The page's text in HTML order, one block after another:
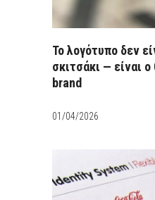
Το λογότυπο δεν
σκιτσάκι — είναι
brand
01/04/2026